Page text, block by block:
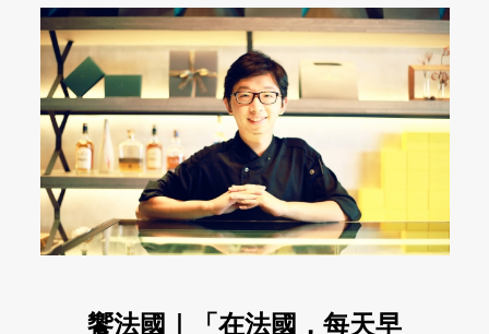
饗法國｜「在法國，每天早